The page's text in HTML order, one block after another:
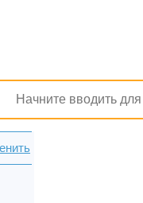
в Полтаве